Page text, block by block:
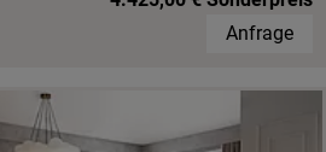
Anfrage